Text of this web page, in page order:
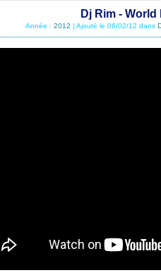
Dj Rim -
Année : 2012 | Ajouté le 06/02/12 dans